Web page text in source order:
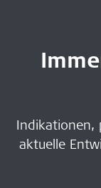
Indikationen,
aktuelle